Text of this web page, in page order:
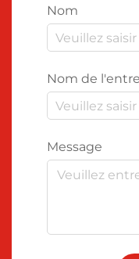
Nom
Nom de
Message